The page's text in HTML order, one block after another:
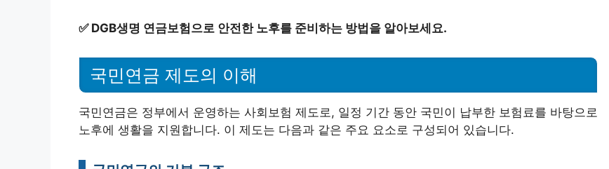
✅ DGB생명 연금보험으로 안전한 노후를 준비하는 방법을 알아보세요.
국민연금 제도의 이해
국민연금은 정부에서 운영하는 사회보험 제도로, 일정 기간 동안 국민이 납부한 보험료를 바탕으로
노후에 생활을 지원합니다. 이 제도는 다음과 같은 주요 요소로 구성되어 있습니다.